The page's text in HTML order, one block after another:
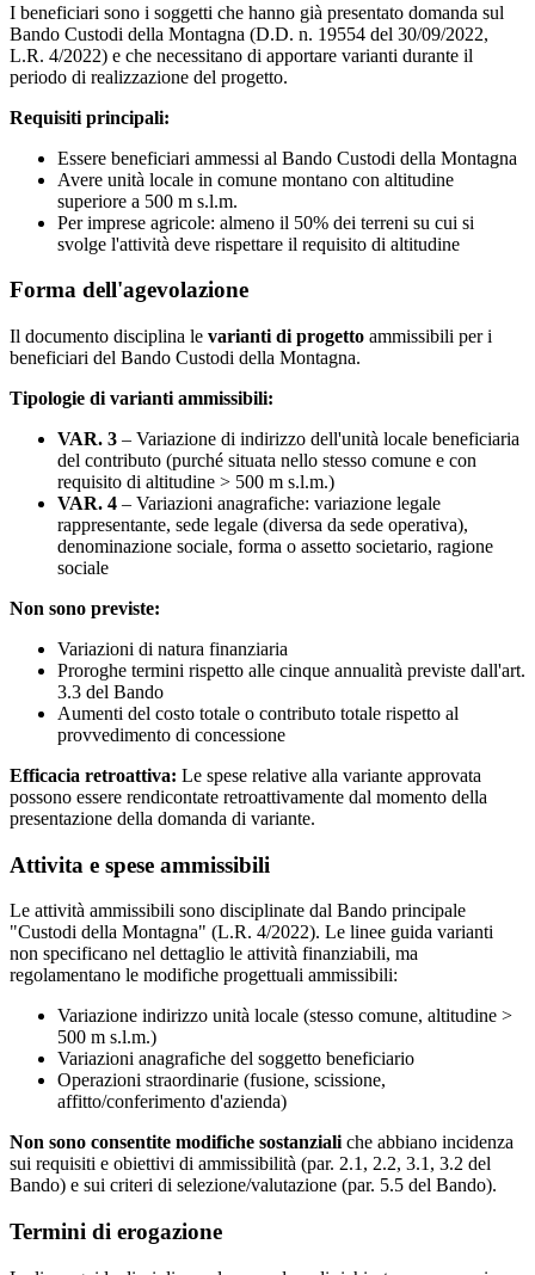
I beneficiari sono i soggetti che hanno già presentato domanda sul
Bando Custodi della Montagna (D.D. n. 19554 del 30/09/2022,
L.R. 4/2022) e che necessitano di apportare varianti durante il
periodo di realizzazione del progetto.
Requisiti principali:
Essere beneficiari ammessi al Bando Custodi della Montagna
Avere unità locale in comune montano con altitudine
superiore a 500 m s.l.m.
Per imprese agricole: almeno il 50% dei terreni su cui si
svolge l'attività deve rispettare il requisito di altitudine
Forma dell'agevolazione
Il documento disciplina le varianti di progetto ammissibili per i
beneficiari del Bando Custodi della Montagna.
Tipologie di varianti ammissibili:
VAR. 3 – Variazione di indirizzo dell'unità locale beneficiaria
del contributo (purché situata nello stesso comune e con
requisito di altitudine > 500 m s.l.m.)
VAR. 4 – Variazioni anagrafiche: variazione legale
rappresentante, sede legale (diversa da sede operativa),
denominazione sociale, forma o assetto societario, ragione
sociale
Non sono previste:
Variazioni di natura finanziaria
Proroghe termini rispetto alle cinque annualità previste dall'art.
3.3 del Bando
Aumenti del costo totale o contributo totale rispetto al
provvedimento di concessione
Efficacia retroattiva: Le spese relative alla variante approvata
possono essere rendicontate retroattivamente dal momento della
presentazione della domanda di variante.
Attivita e spese ammissibili
Le attività ammissibili sono disciplinate dal Bando principale
"Custodi della Montagna" (L.R. 4/2022). Le linee guida varianti
non specificano nel dettaglio le attività finanziabili, ma
regolamentano le modifiche progettuali ammissibili:
Variazione indirizzo unità locale (stesso comune, altitudine >
500 m s.l.m.)
Variazioni anagrafiche del soggetto beneficiario
Operazioni straordinarie (fusione, scissione,
affitto/conferimento d'azienda)
Non sono consentite modifiche sostanziali che abbiano incidenza
sui requisiti e obiettivi di ammissibilità (par. 2.1, 2.2, 3.1, 3.2 del
Bando) e sui criteri di selezione/valutazione (par. 5.5 del Bando).
Termini di erogazione